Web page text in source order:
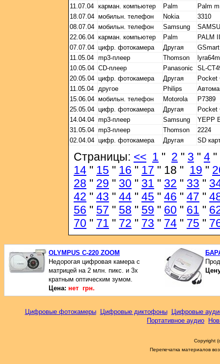
11.07.04 карман. компьютер Palm
Palm
18.07.04 мобильн. телефон Nokia
3310
08.07.04 мобильн. телефон Samsung
22.06.04 карман. компьютер Palm
PALM
07.07.04 цифр. фотокамера Другая
11.05.04 mp3-плеер Thomson
10.05.04 CD-плеер Panasonic
SL-
20.05.04 цифр. фотокамера Другая
Pocket
11.05.04 другое Philips
15.06.04 мобильн. телефон Motorola
P7389
25.05.04 цифр. фотокамера Другая
Pocket
14.04.04 mp3-плеер Samsung
YEPP
31.05.04 mp3-плеер Thomson
2224
02.04.04 цифр. фотокамера Другая SD
Страницы: << 1 " 2 " 3 " 4 "
14 " 15 " 16 " 17 " 18 " 19 "
28 " 29 " 30 " 31 " 32 " 33 "
42 " 43 " 44 " 45 " 46 " 47 "
56 " 57 " 58 " 59 " 60 " 61 "
70 " 71 " 72 " 73 " 74 " 75 "
OLYMPUS C-220 ZOOM
Недорогая цифровая камера с
матрицей на 2 млн. пикс. и 3х
кратным оптическим зумом.
Цена: нет грн.
Цифровые фотокамеры Цифровые диктофоны
Цифровые
Портативное аудио
Copyright
Перепечатка материалов